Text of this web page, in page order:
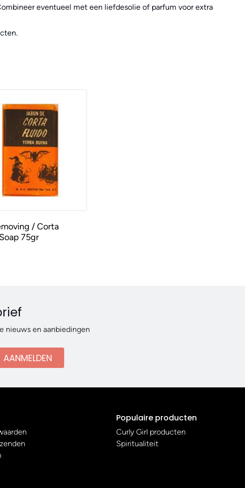
eventueel met een liefdesolie of parfum voor extra
/ Corta
75gr
nieuws en aanbiedingen
AANMELDEN
Populaire producten
Curly Girl producten
Spiritualiteit